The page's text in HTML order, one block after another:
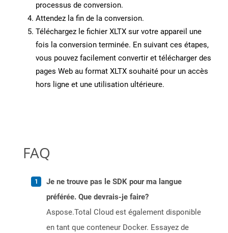
processus de conversion.
Attendez la fin de la conversion.
Téléchargez le fichier XLTX sur votre appareil une
fois la conversion terminée. En suivant ces étapes,
vous pouvez facilement convertir et télécharger des
pages Web au format XLTX souhaité pour un accès
hors ligne et une utilisation ultérieure.
FAQ
Je ne trouve pas le SDK pour ma langue
préférée. Que devrais-je faire?
Aspose.Total Cloud est également disponible
en tant que conteneur Docker. Essayez de